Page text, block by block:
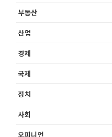
부동산
산업
경제
국제
정치
사회
오피니언